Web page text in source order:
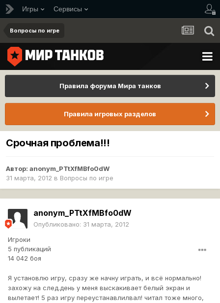
Игры Сервисы
Вопросы по игре
Правила форума Мира танков
Правила игровых разделов
Cрочная проблема!!!
Автор: anonym_PTtXfMBfo0dW
31 марта, 2012 в Вопросы по игре
anonym_PTtXfMBfo0dW
Опубликовано: 31 марта, 2012
Игроки
5 публикаций
14 042 боя
Я установлю игру, сразу же начну играть, и всё нормально!
захожу на след.день у меня выскакивает белый экран и
вылетает! 5 раз игру переустанавлилвал! читал тоже много,